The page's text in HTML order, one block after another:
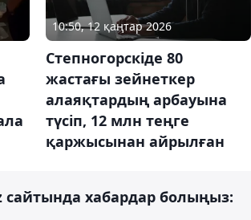
10:50, 12 қаңтар 2026
Степногорскіде 80
жастағы зейнеткер
алаяқтардың арбауына
түсіп, 12 млн теңге
қаржысынан айрылған
хабардар болыңыз: